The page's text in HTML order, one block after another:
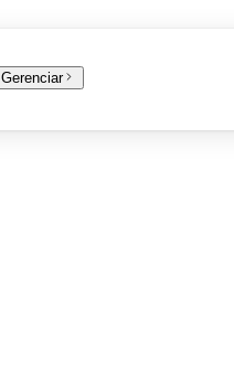
Gerenciar